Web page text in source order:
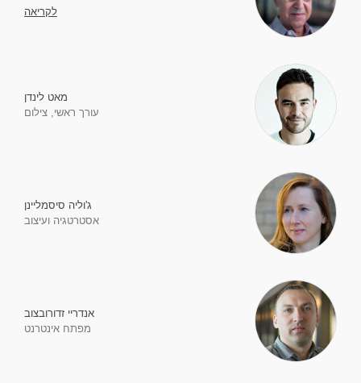
לקריאה
מאט לינדן
עורך ראשי, צילום
ג'וליה סיסמליינן
אסטרטגיה ועיצוב
אנדריי זדורובצוב
מפתח אינטרנט